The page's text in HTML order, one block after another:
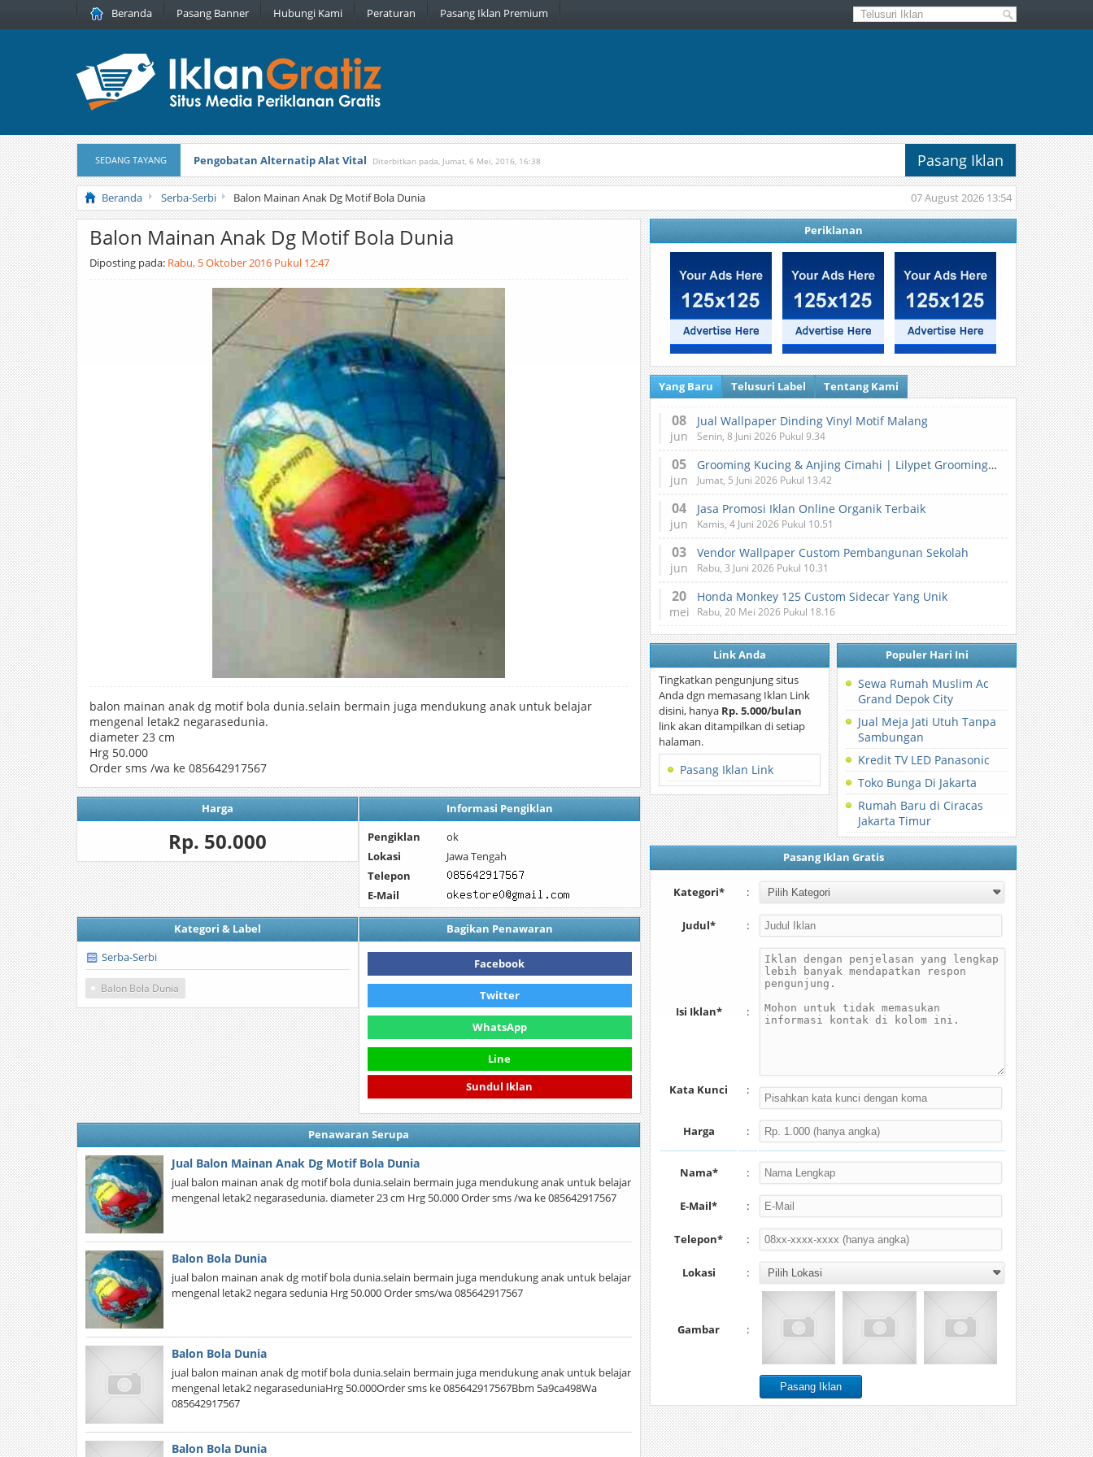
Beranda Pasang Banner Hubungi Kami Peraturan Pasang Iklan Premium
SEDANG TAYANG Pasang Iklan
Pengobatan Alternatip Alat Vital Diterbitkan pada, Jumat, 6 Mei, 2016, 16:38
Pita Cantik Pesona Diterbitkan pada, Kamis, 16 Februari, 2017, 21:34 07 August 2026 13:54
Beranda Serba-Serbi Balon Mainan Anak Dg Motif Bola Dunia
Balon Mainan Anak Dg Motif Bola Dunia
Diposting pada: Rabu, 5 Oktober 2016 Pukul 12:47
balon mainan anak dg motif bola dunia.selain bermain juga mendukung anak untuk belajar
mengenal letak2 negarasedunia.
diameter 23 cm
Hrg 50.000
Order sms /wa ke 085642917567
Harga
Rp. 50.000
Informasi Pengiklan
Pengiklan
ok
Lokasi
Jawa Tengah
Telepon
E-Mail
Kategori & Label
Serba-Serbi
Balon Bola Dunia
Bagikan Penawaran
Facebook
Twitter
WhatsApp
Line
Sundul Iklan
Penawaran Serupa
Jual Balon Mainan Anak Dg Motif Bola Dunia
jual balon mainan anak dg motif bola dunia.selain bermain juga mendukung anak untuk belajar
mengenal letak2 negarasedunia. diameter 23 cm Hrg 50.000 Order sms /wa ke 085642917567
Balon Bola Dunia
jual balon mainan anak dg motif bola dunia.selain bermain juga mendukung anak untuk belajar
mengenal letak2 negara sedunia Hrg 50.000 Order sms/wa 085642917567
Balon Bola Dunia
jual balon mainan anak dg motif bola dunia.selain bermain juga mendukung anak untuk belajar
mengenal letak2 negaraseduniaHrg 50.000Order sms ke 085642917567Bbm 5a9ca498Wa
085642917567
Balon Bola Dunia
Periklanan
Yang Baru Telusuri Label Tentang Kami
08
jun
Jual Wallpaper Dinding Vinyl Motif Malang
Senin, 8 Juni 2026 Pukul 9.34
05
jun
Grooming Kucing & Anjing Cimahi | Lilypet Grooming & Pet Hotel
Jumat, 5 Juni 2026 Pukul 13.42
04
jun
Jasa Promosi Iklan Online Organik Terbaik
Kamis, 4 Juni 2026 Pukul 10.51
03
jun
Vendor Wallpaper Custom Pembangunan Sekolah
Rabu, 3 Juni 2026 Pukul 10.31
20
mei
Honda Monkey 125 Custom Sidecar Yang Unik
Rabu, 20 Mei 2026 Pukul 18.16
Link Anda
Tingkatkan pengunjung situs
Anda dgn memasang Iklan Link
disini, hanya Rp. 5.000/bulan
link akan ditampilkan di setiap
halaman.
Pasang Iklan Link
Populer Hari Ini
Sewa Rumah Muslim Ac
Grand Depok City
Jual Meja Jati Utuh Tanpa
Sambungan
Kredit TV LED Panasonic
Toko Bunga Di Jakarta
Rumah Baru di Ciracas
Jakarta Timur
Pasang Iklan Gratis
Kategori* :
Judul* :
Isi Iklan* :
Kata Kunci :
Harga :
Nama* :
E-Mail* :
Telepon* :
Lokasi :
Gambar :